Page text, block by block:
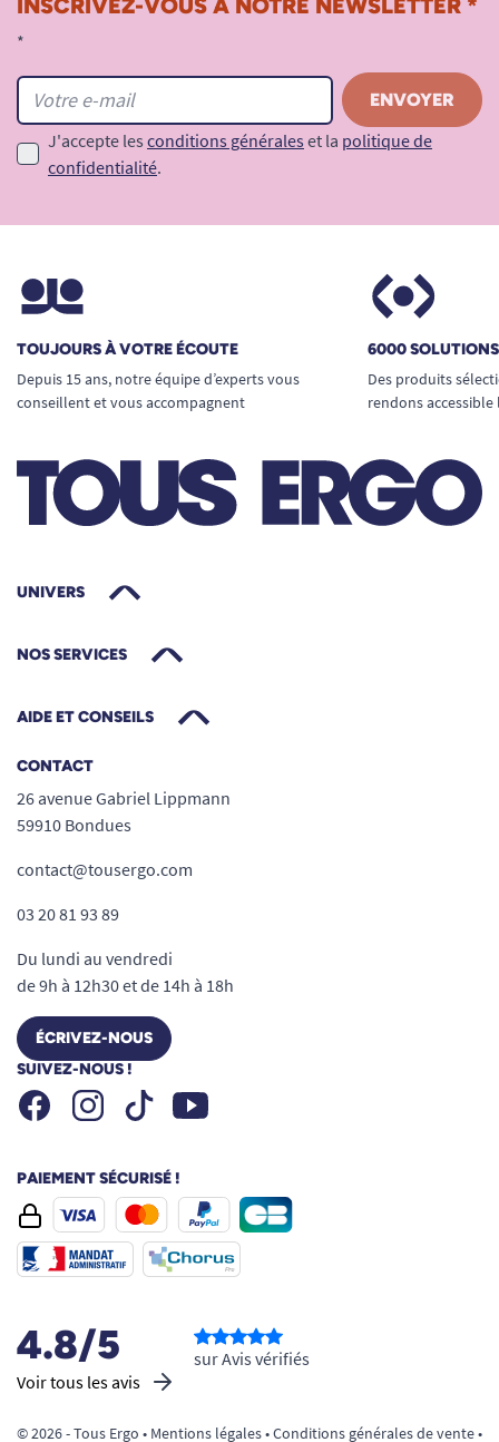
INSCRIVEZ-VOUS À NOTRE NEWSLETTER *
*
J'accepte les conditions générales et la politique de
confidentialité.
TOUJOURS À VOTRE ÉCOUTE
Depuis 15 ans, notre équipe d’experts vous
conseillent et vous accompagnent
6000
Des produits
rendons
UNIVERS
NOS SERVICES
AIDE ET CONSEILS
CONTACT
26 avenue Gabriel Lippmann
59910 Bondues
contact@tousergo.com
03 20 81 93 89
Du lundi au vendredi
de 9h à 12h30 et de 14h à 18h
ÉCRIVEZ-NOUS
SUIVEZ-NOUS !
FacebookInstagramTiktok Youtube
PAIEMENT SÉCURISÉ !
4.8/5
Voir tous les avis
sur Avis vérifiés
© 2026 - Tous Ergo • Mentions légales•Conditions générales de vente•